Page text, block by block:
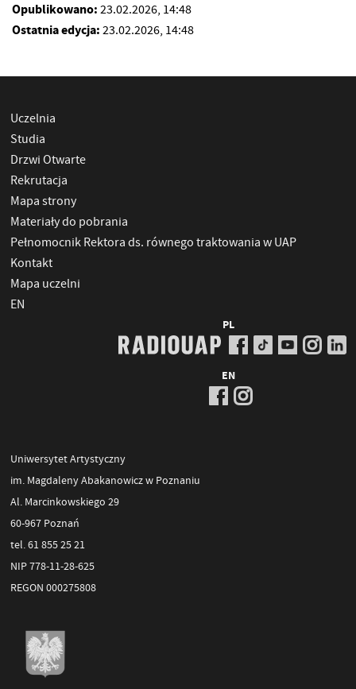
Opublikowano: 23.02.2026, 14:48
Ostatnia edycja: 23.02.2026, 14:48
Uczelnia
Studia
Drzwi Otwarte
Rekrutacja
Mapa strony
Materiały do pobrania
Pełnomocnik Rektora ds. równego traktowania w UAP
Kontakt
Mapa uczelni
EN
PL
EN
Uniwersytet Artystyczny
im. Magdaleny Abakanowicz w Poznaniu
Al. Marcinkowskiego 29
60-967 Poznań
tel. 61 855 25 21
NIP 778-11-28-625
REGON 000275808